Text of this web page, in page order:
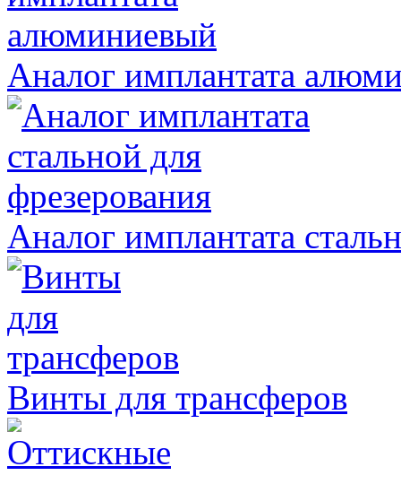
Аналог имплантата
Аналог имплантата
Винты для трансферов